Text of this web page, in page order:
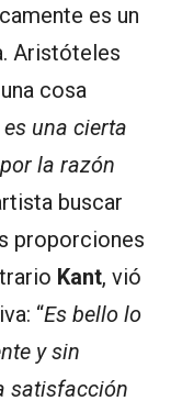
es un
Aristóteles
cosa
es una cierta
la razón
buscar
proporciones
Kant, vió
“Es bello lo
y sin
satisfacción